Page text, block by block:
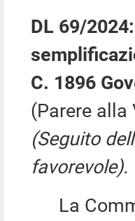
DL 69/
C. 1896
(Parere alla
(Seguito
favorevole).
La